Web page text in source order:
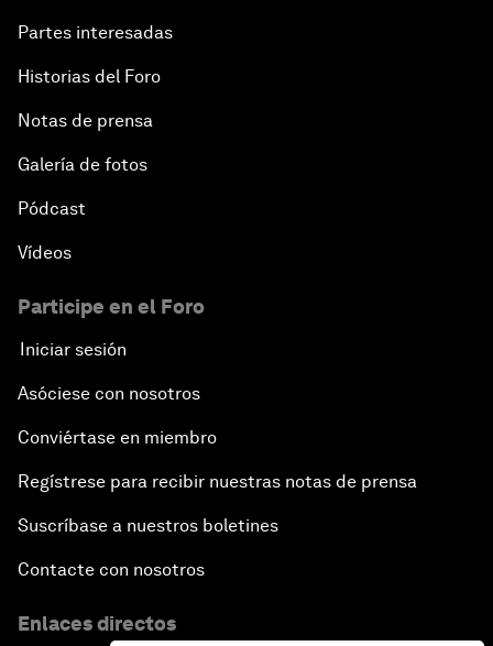
Partes interesadas
Historias del Foro
Notas de prensa
Galería de fotos
Pódcast
Vídeos
Participe en el Foro
Iniciar sesión
Asóciese con nosotros
Conviértase en miembro
Regístrese para recibir nuestras notas de prensa
Suscríbase a nuestros boletines
Contacte con nosotros
Enlaces directos